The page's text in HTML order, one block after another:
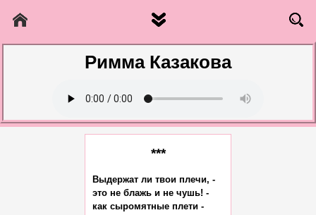
Римма Казакова
***
Выдержат ли твои плечи, -
это не блажь и не чушь! -
как сыромятные плети -